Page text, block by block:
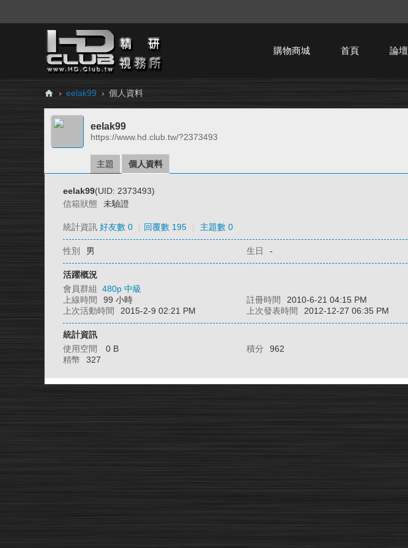
購物商城 首頁 論壇
H
Cl
› eelak99 › 個人資料
eelak99
https://www.hd.club.tw/?2373493
主題 個人資料
eelak99(UID: 2373493)
信箱狀態
未驗證
統計資訊 好友數 0 回覆數 195 主題數 0
性別 男 生日 -
活躍概況
會員群組 480p 中級
上線時間
99 小時 註冊時間 2010-6-21 04:15 PM
上次活動時間
2015-2-9 02:21 PM 上次發表時間 2012-12-27 06:35 PM
統計資訊
使用空間
0 B 積分 962
精幣
327